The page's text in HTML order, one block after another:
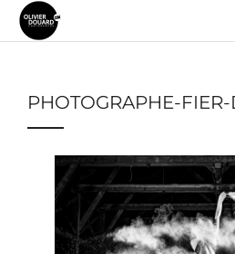
PHOTOGRAPHE-FIER-